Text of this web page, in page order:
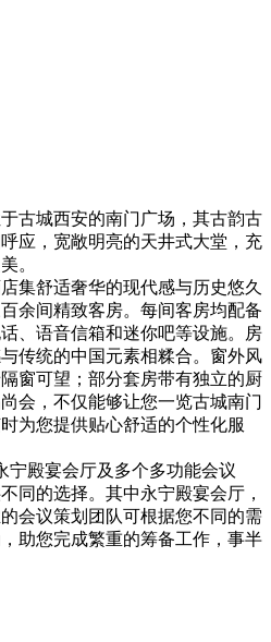
古城西安的南门广场，其古韵古
应，宽敞明亮的天井式大堂，充
。
舒适奢华的现代感与历史悠久
余间精致客房。每间客房均配备
、语音信箱和迷你吧等设施。房
传统的中国元素相糅合。窗外风
窗可望；部分套房带有独立的厨
会，不仅能够让您一览古城南门
为您提供贴心舒适的个性化服
殿宴会厅及多个多功能会议
同的选择。其中永宁殿宴会厅，
会议策划团队可根据您不同的需
助您完成繁重的筹备工作，事半